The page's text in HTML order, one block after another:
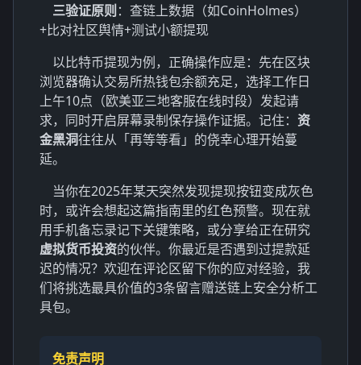
三验证原则 ：查链上数据（如CoinHolmes）
+比对社区舆情+测试小额提现
以比特币提现为例，正确操作应是：先在区块
浏览器确认交易所热钱包余额充足，选择工作日
上午10点（欧美亚三地客服在线时段）发起请
求，同时开启屏幕录制保存操作证据。记住： 资
金黑洞往往从「再等等看」的侥幸心理开始蔓
延。
当你在2025年某天突然发现提现按钮变成灰色
时，或许会想起这篇指南里的红色预警。现在就
用手机备忘录记下关键策略，或分享给正在研究
虚拟货币投资的伙伴。你最近是否遇到过提款延
迟的情况？欢迎在评论区留下你的应对经验，我
们将挑选最具价值的3条留言赠送链上安全分析工
具包。
免责声明